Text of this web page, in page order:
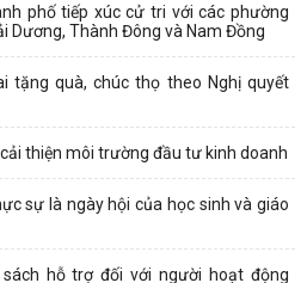
phố tiếp xúc cử tri với các phường
Dương, Thành Đông và Nam Đồng
tặng quà, chúc thọ theo Nghị quyết
thiện môi trường đầu tư kinh doanh
sự là ngày hội của học sinh và giáo
hỗ trợ đối với người hoạt động